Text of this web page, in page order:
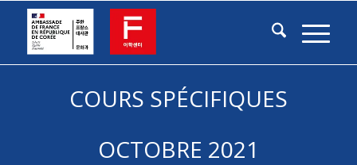
COURS SPÉCIFIQUES
OCTOBRE 2021